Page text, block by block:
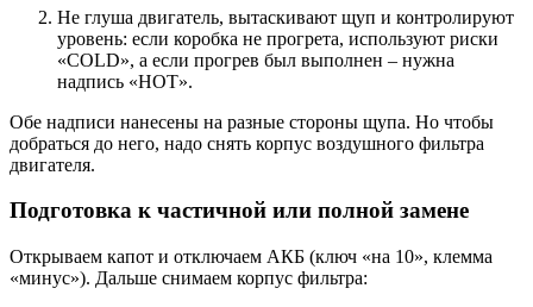
Не глуша двигатель, вытаскивают щуп и контролируют
уровень: если коробка не прогрета, используют риски
«COLD», а если прогрев был выполнен – нужна
надпись «HOT».
Обе надписи нанесены на разные стороны щупа. Но чтобы
добраться до него, надо снять корпус воздушного фильтра
двигателя.
Подготовка к частичной или полной замене
Открываем капот и отключаем АКБ (ключ «на 10», клемма
«минус»). Дальше снимаем корпус фильтра: